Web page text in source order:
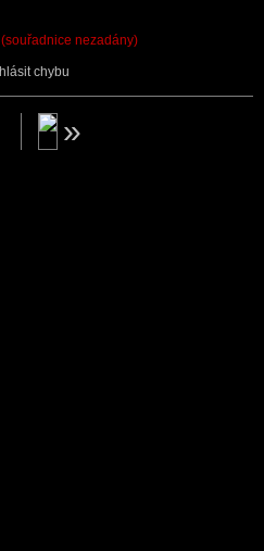
(souřadnice nezadány)
chybu